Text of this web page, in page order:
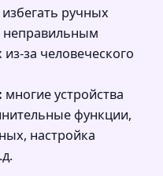
ручных
неправильным
за человеческого
многие устройства
функции,
настройка